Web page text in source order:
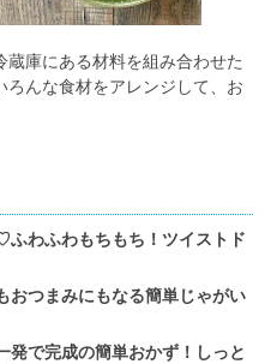
庫にある材料を組み合わせた
ろんな食材をアレンジして、お
わふわもちもち！ツイストド
おつまみにもなる簡単じゃがい
発で完成の簡単おかず！しっと